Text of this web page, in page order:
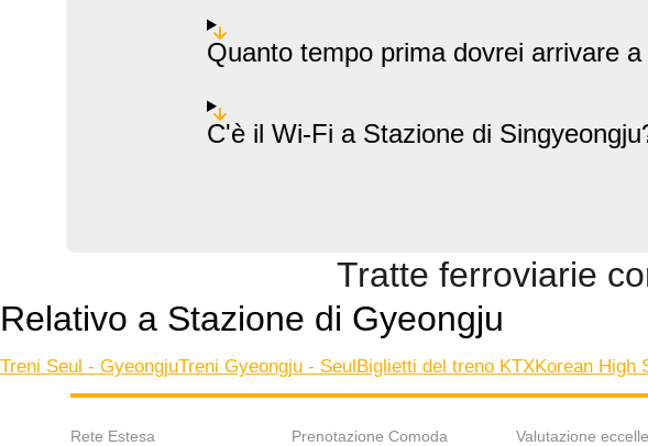
Quanto tempo prima dovrei arrivare
C'è il Wi-Fi a Stazione di
Tratte ferroviarie
Relativo a Stazione di Gyeongju
Treni Seul - GyeongjuTreni Gyeongju - SeulBiglietti del treno KTXKorean High
Rete Estesa Prenotazione Comoda Valutazione